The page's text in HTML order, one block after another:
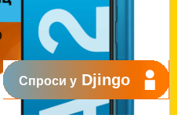
Спроси у Djingo